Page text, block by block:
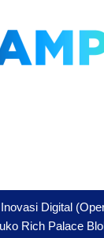
Digital
Rich Palace